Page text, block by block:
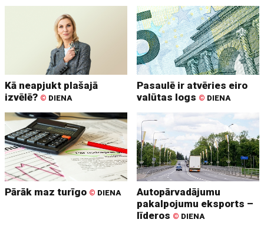
Kā neapjukt plašajā
izvēlē? © DIENA
Pasaulē ir atvēries eiro
valūtas logs © DIENA
Pārāk maz turīgo © DIENA
Autopārvadājumu
pakalpojumu eksports –
līderos © DIENA